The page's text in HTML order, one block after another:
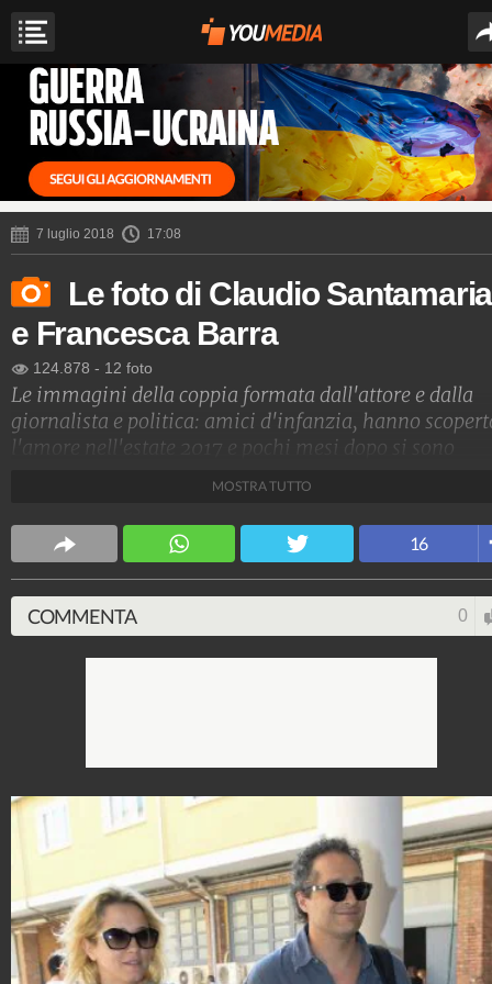
7 luglio 2018 17:08
Le foto di Claudio Santamaria
e Francesca Barra
124.878 - 12 foto
Le immagini della coppia formata dall'attore e dalla
giornalista e politica: amici d'infanzia, hanno
l'amore nell'estate 2017 e pochi mesi dopo si sono
Spettacolo Fanpage
4.053.332.532 9.453 video 76.076 foto
MOSTRA TUTTO
16
COMMENTA 0